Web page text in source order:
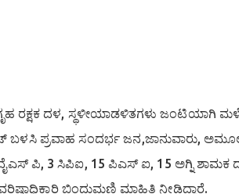
ರಕ್ಷಕ ದಳ, ಸ್ಥಳೀಯಾಡಳಿತಗಳು ಜಂಟಿಯಾಗಿ
ಬಳಸಿ ಪ್ರವಾಹ ಸಂದರ್ಭ ಜನ,ಜಾನುವಾರು,
ಪಿ, 3 ಸಿಪಿಐ, 15 ಪಿಎಸ್ ಐ, 15 ಅಗ್ನಿ ಶಾಮಕ
ಬಿಂದುಮಣಿ ಮಾಹಿತಿ ನೀಡಿದ್ದಾರೆ.